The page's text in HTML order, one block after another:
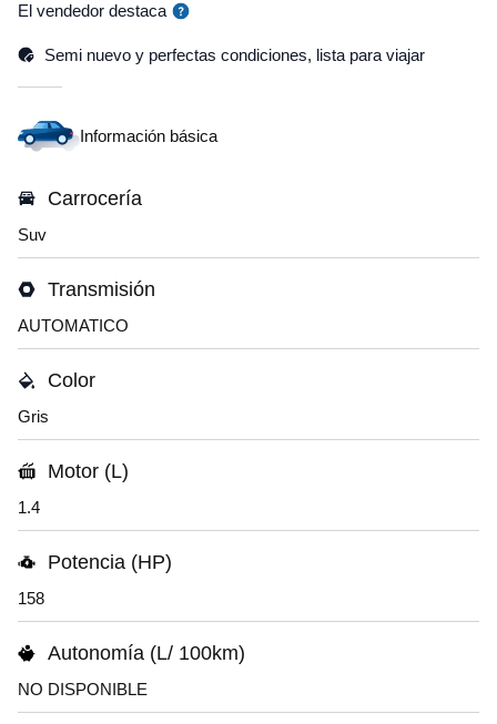
El vendedor destaca
Semi nuevo y perfectas condiciones, lista para viajar
Información básica
Carrocería
Suv
Transmisión
AUTOMATICO
Color
Gris
Motor (L)
1.4
Potencia (HP)
158
Autonomía (L/ 100km)
NO DISPONIBLE